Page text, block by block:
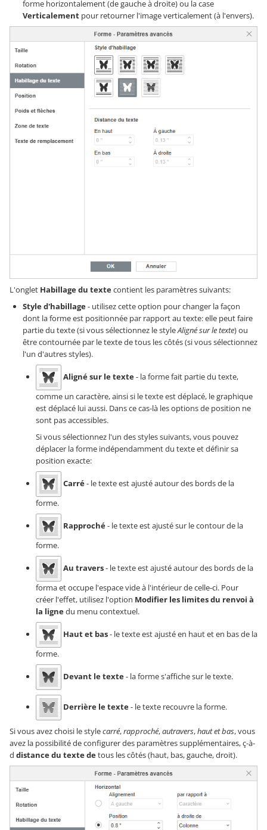
forme horizontalement (de gauche à droite) ou la case
Verticalement pour retourner l'image verticalement (à l'envers).
L'onglet Habillage du textecontient les paramètres suivants:
Style d'habillage- utilisez cette option pour changer la façon
dont la forme est positionnée par rapport au texte: elle peut faire
partie du texte (si vous sélectionnez le styleAligné sur le texte) ou
être contournée par le texte de tous les côtés (si vous sélectionnez
l'un d'autres styles).
Aligné sur le texte- la forme fait partie du texte,
comme un caractère, ainsi si le texte est déplacé, le graphique
est déplacé lui aussi. Dans ce cas-là les options de position ne
sont pas accessibles.
Si vous sélectionnez l'un des styles suivants, vous pouvez
déplacer la forme indépendamment du texte et définir sa
position exacte:
Carré- le texte est ajusté autour des bords de la
forme.
Rapproché- le texte est ajusté sur le contour de la
forme.
Au travers- le texte est ajusté autour des bords de la
forma et occupe l'espace vide à l'intérieur de celle-ci. Pour
créer l'effet, utilisez l'option Modifier les limites du renvoi à
la lignedu menu contextuel.
Haut et bas- le texte est ajusté en haut et en bas de la
forme.
Devant le texte- la forme s'affiche sur le texte.
Derrière le texte- le texte recouvre la forme.
Si vous avez choisi le stylecarré,rapproché,autravers,haut et bas, vous
avez la possibilité de configurer des paramètres supplémentaires, ç-à-
d distance du texte detous les côtés (haut, bas, gauche, droit).